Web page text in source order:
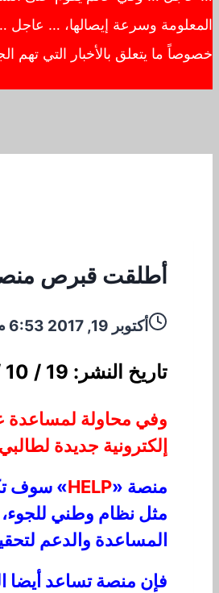
المعلومة وسرعة إيصالها، … عاجل
خصوصاً ما يتعلق بالأخبار التي تهم
أطلقت قبرص
أكتوبر 19, 2017 6:53 م
تاريخ النشر: 19 / 10 / 2017
وفي محاولة لمساعدة
إلكترونية جديدة
منصة «HELP» سوف
مثل نظام وطني
المساعدة والدعم
فإن منصة تساعد أيضا